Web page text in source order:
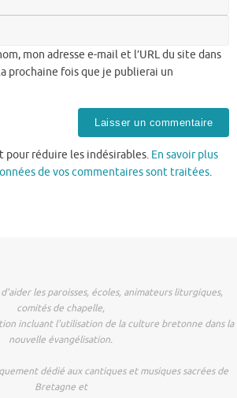
mon adresse e-mail et l’URL du site dans
prochaine fois que je publierai un
pour réduire les indésirables. En savoir plus
de vos commentaires sont traitées.
les paroisses, écoles, animateurs liturgiques,
comités de chapelle,
incluant l'utilisation de la culture bretonne dans la
nouvelle évangélisation.
dédié aux cantiques et musiques sacrées de
Bretagne et